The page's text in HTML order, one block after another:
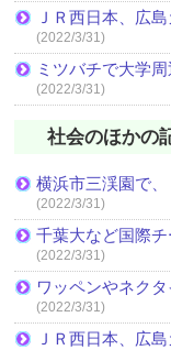
ＪＲ西日本、広
(2022/3/31)
ミツバチで大学
(2022/3/31)
社会のほかの
横浜市三渓園で
(2022/3/31)
千葉大など国際
(2022/3/31)
ワッペンやネク
(2022/3/31)
ＪＲ西日本、広